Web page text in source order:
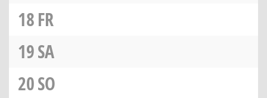
18FR
19SA
20SO